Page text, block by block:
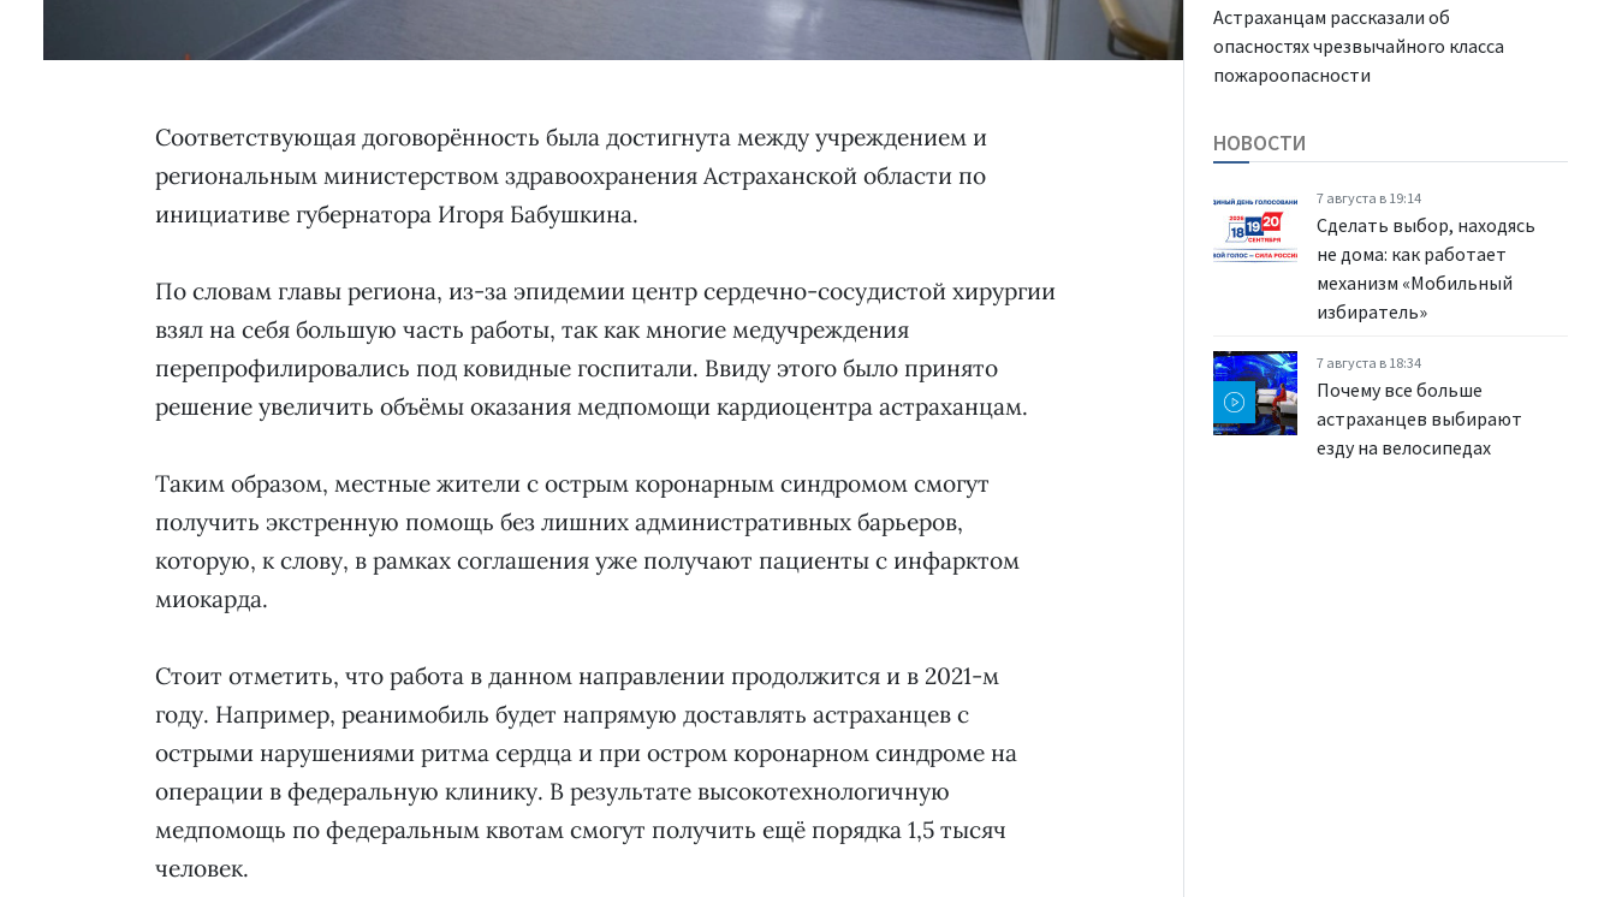
Астраханцам рассказали об
опасностях чрезвычайного класса
пожароопасности
Соответствующая договорённость была достигнута между учреждением и
региональным министерством здравоохранения Астраханской области по
инициативе губернатора Игоря Бабушкина.
По словам главы региона, из-за эпидемии центр сердечно-сосудистой хирургии
взял на себя большую часть работы, так как многие медучреждения
перепрофилировались под ковидные госпитали. Ввиду этого было принято
решение увеличить объёмы оказания медпомощи кардиоцентра астраханцам.
Таким образом, местные жители с острым коронарным синдромом смогут
получить экстренную помощь без лишних административных барьеров,
которую, к слову, в рамках соглашения уже получают пациенты с инфарктом
миокарда.
Стоит отметить, что работа в данном направлении продолжится и в 2021-м
году. Например, реанимобиль будет напрямую доставлять астраханцев с
острыми нарушениями ритма сердца и при остром коронарном синдроме на
операции в федеральную клинику. В результате высокотехнологичную
медпомощь по федеральным квотам смогут получить ещё порядка 1,5 тысяч
человек.
НОВОСТИ
7 августа в 19:14
Сделать выбор, находясь
не дома: как работает
механизм «Мобильный
избиратель»
7 августа в 18:34
Почему все больше
астраханцев выбирают
езду на велосипедах